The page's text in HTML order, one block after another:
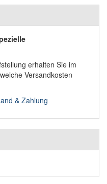
erhalten Sie im
Versandkosten
& Zahlung